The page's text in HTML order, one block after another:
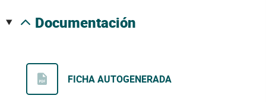
documentación
FICHA AUTOGENERADA